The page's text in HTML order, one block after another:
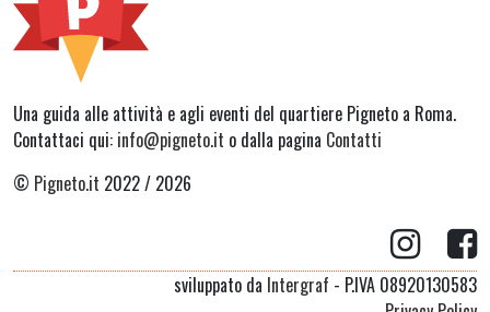
Una guida alle attività e agli eventi del quartiere Pigneto a Roma.
Contattaci qui: info@pigneto.it o dalla pagina Contatti
© Pigneto.it 2022 / 2026
sviluppato da Intergraf - P.IVA 08920130583